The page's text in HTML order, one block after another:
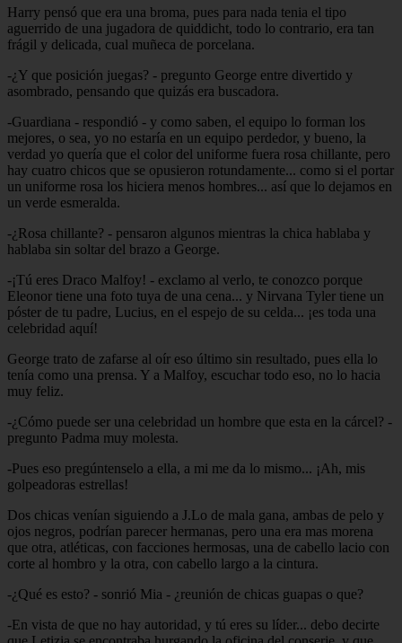
Harry pensó que era una broma, pues para nada tenia el tipo
aguerrido de una jugadora de quiddicht, todo lo contrario, era tan
frágil y delicada, cual muñeca de porcelana.
-¿Y que posición juegas? - pregunto George entre divertido y
asombrado, pensando que quizás era buscadora.
-Guardiana - respondió - y como saben, el equipo lo forman los
mejores, o sea, yo no estaría en un equipo perdedor, y bueno, la
verdad yo quería que el color del uniforme fuera rosa chillante, pero
hay cuatro chicos que se opusieron rotundamente... como si el portar
un uniforme rosa los hiciera menos hombres... así que lo dejamos en
un verde esmeralda.
-¿Rosa chillante? - pensaron algunos mientras la chica hablaba y
hablaba sin soltar del brazo a George.
-¡Tú eres Draco Malfoy! - exclamo al verlo, te conozco porque
Eleonor tiene una foto tuya de una cena... y Nirvana Tyler tiene un
póster de tu padre, Lucius, en el espejo de su celda... ¡es toda una
celebridad aquí!
George trato de zafarse al oír eso último sin resultado, pues ella lo
tenía como una prensa. Y a Malfoy, escuchar todo eso, no lo hacia
muy feliz.
-¿Cómo puede ser una celebridad un hombre que esta en la cárcel? -
pregunto Padma muy molesta.
-Pues eso pregúntenselo a ella, a mi me da lo mismo... ¡Ah, mis
golpeadoras estrellas!
Dos chicas venían siguiendo a J.Lo de mala gana, ambas de pelo y
ojos negros, podrían parecer hermanas, pero una era mas morena
que otra, atléticas, con facciones hermosas, una de cabello lacio con
corte al hombro y la otra, con cabello largo a la cintura.
-¿Qué es esto? - sonrió Mia - ¿reunión de chicas guapas o que?
-En vista de que no hay autoridad, y tú eres su líder... debo decirte